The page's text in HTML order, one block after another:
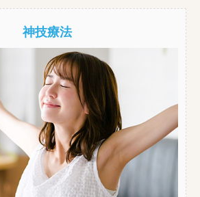
神技療法